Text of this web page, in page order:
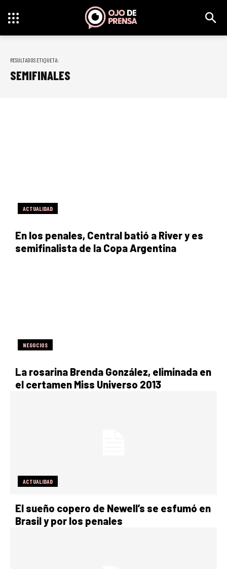
RESULTADOS ETIQUETA:
SEMIFINALES
ACTUALIDAD
En los penales, Central batió a River y es
semifinalista de la Copa Argentina
NEGOCIOS
La rosarina Brenda González, eliminada en
el certamen Miss Universo 2013
ACTUALIDAD
El sueño copero de Newell’s se esfumó en
Brasil y por los penales